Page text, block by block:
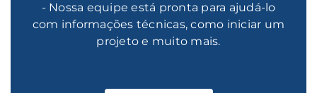
- Nossa equipe está pronta para ajudá-lo
com informações técnicas, como iniciar um
projeto e muito mais.